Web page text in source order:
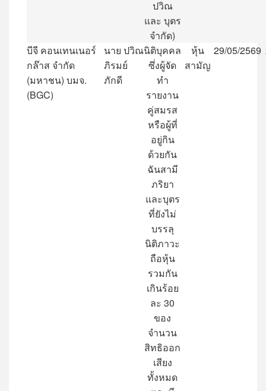
ปวิณ
และ บุตร
จำกัด)
บีจี คอนเทนเนอร์
กล๊าส จำกัด
(มหาชน) บมจ.
(BGC)
นาย ปวิณ
ภิรมย์
ภักดี
นิติบุคคล
ซึ่งผู้จัด
ทำ
รายงาน
คู่สมรส
หรือผู้ที่
อยู่กิน
ด้วยกัน
ฉันสามี
ภริยา
และบุตร
ที่ยังไม่
บรรลุ
นิติภาวะ
ถือหุ้น
รวมกัน
เกินร้อย
ละ 30
ของ
จำนวน
สิทธิออก
เสียง
ทั้งหมด
หุ้น
สามัญ
29/05/2569